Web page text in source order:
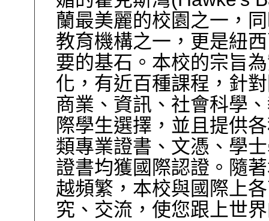
蘭最美麗的校園之一，
教育機構之一，更是紐
要的基石。本校的宗旨
化，有近百種課程，針
商業、資訊、社會科學
際學生選擇，並且提供
類專業證書、文憑、學
證書均獲國際認證。隨
越頻繁，本校與國際上
究、交流，使您跟上世